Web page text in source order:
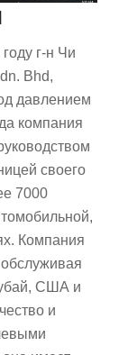
г-н Чи
Bhd,
давлением
компания
своего
7000
Компания
США и
и